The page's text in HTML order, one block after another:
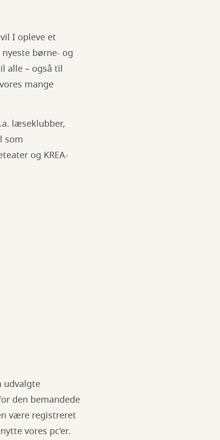
I opleve et
børne- og
alle – også til
mange
læseklubber,
som
og KREA-
udvalgte
den bemandede
være registreret
vores pc’er.